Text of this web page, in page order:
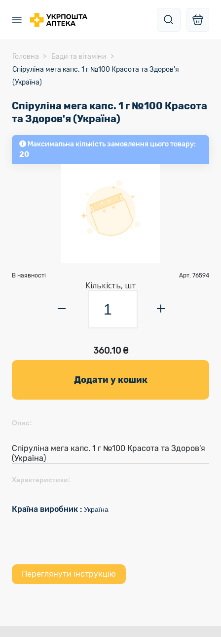
Головна
Бади та вітаміни
Спіруліна мега капс. 1 г №100 Красота та Здоров'я
(Україна)
Спіруліна мега капс. 1 г №100 Красота
та Здоров'я (Україна)
Максимальна кількість замовлення цього товару:
20
В наявності Арт. 76594
Кількість, шт
360.10 ₴
Додати у кошик
Опис:
Спіруліна мега капс. 1 г №100 Красота та Здоров'я
(Україна)
Характеристики:
Країна виробник : Україна
Переглянути інструкцію